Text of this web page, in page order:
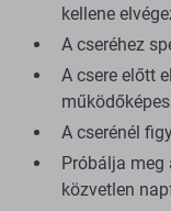
kellene
A cseréhez
A csere előtt
A cserénél
Próbálja
közvetlen